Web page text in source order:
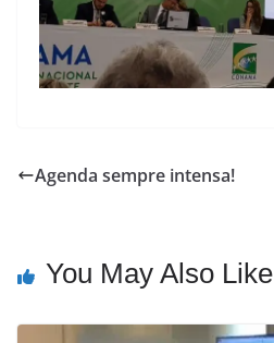
Agenda sempre intensa!
You May Also Like